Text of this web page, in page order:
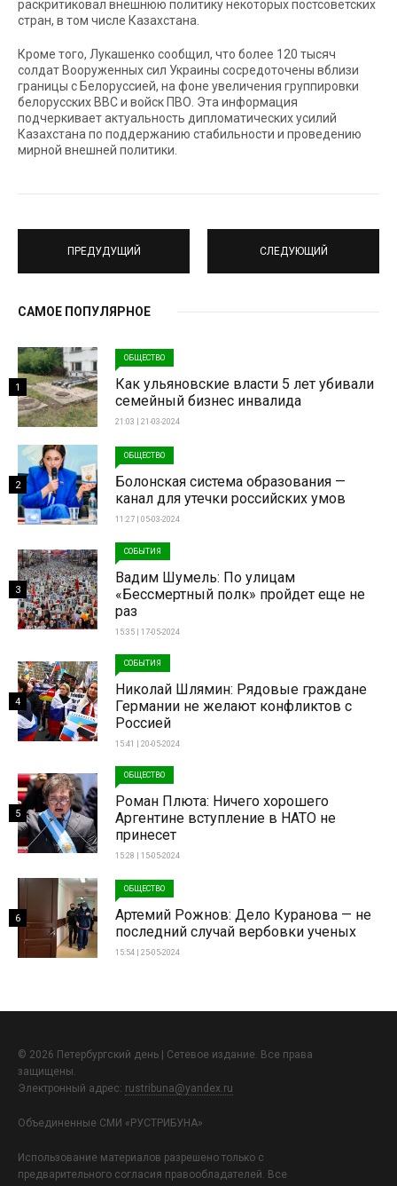
раскритиковал внешнюю политику некоторых постсоветских
стран, в том числе Казахстана.
Кроме того, Лукашенко сообщил, что более 120 тысяч
солдат Вооруженных сил Украины сосредоточены вблизи
границы с Белоруссией, на фоне увеличения группировки
белорусских ВВС и войск ПВО. Эта информация
подчеркивает актуальность дипломатических усилий
Казахстана по поддержанию стабильности и проведению
мирной внешней политики.
ПРЕДУДУЩИЙ СЛЕДУЮЩИЙ
САМОЕ ПОПУЛЯРНОЕ
ОБЩЕСТВО
Как ульяновские власти 5 лет убивали
семейный бизнес инвалида
21:03 | 21-03-2024
1
ОБЩЕСТВО
Болонская система образования —
канал для утечки российских умов
11:27 | 05-03-2024
2
СОБЫТИЯ
Вадим Шумель: По улицам
«Бессмертный полк» пройдет еще не
раз
15:35 | 17-05-2024
3
СОБЫТИЯ
Николай Шлямин: Рядовые граждане
Германии не желают конфликтов с
Россией
15:41 | 20-05-2024
4
ОБЩЕСТВО
Роман Плюта: Ничего хорошего
Аргентине вступление в НАТО не
принесет
15:28 | 15-05-2024
5
ОБЩЕСТВО
Артемий Рожнов: Дело Куранова — не
последний случай вербовки ученых
15:54 | 25-05-2024
6
© 2026 Петербургский день | Сетевое издание. Все права
защищены.
Электронный адрес: rustribuna@yandex.ru
Объединенные СМИ «РУСТРИБУНА»
Использование материалов разрешено только с
предварительного согласия правообладателей. Все